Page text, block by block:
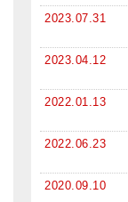
2023.07.31
2023.04.12
2022.01.13
2022.06.23
2020.09.10